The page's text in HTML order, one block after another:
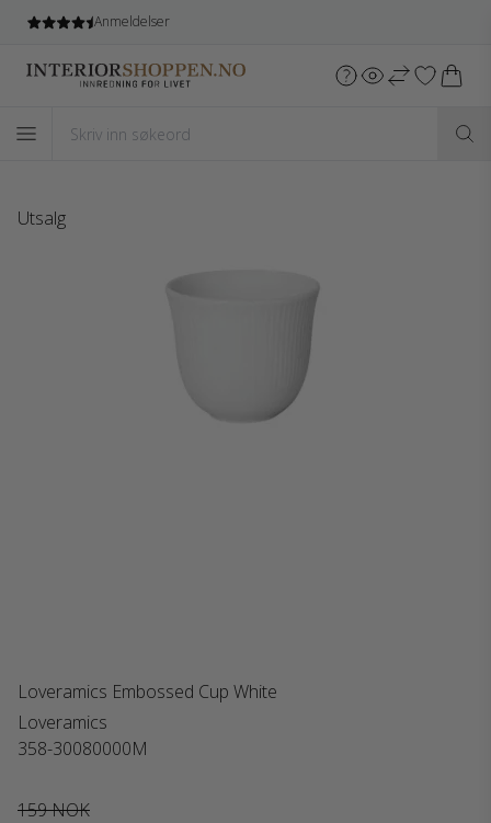
Anmeldelser
Utsalg
Loveramics Embossed Cup White
Loveramics
358-30080000M
159 NOK